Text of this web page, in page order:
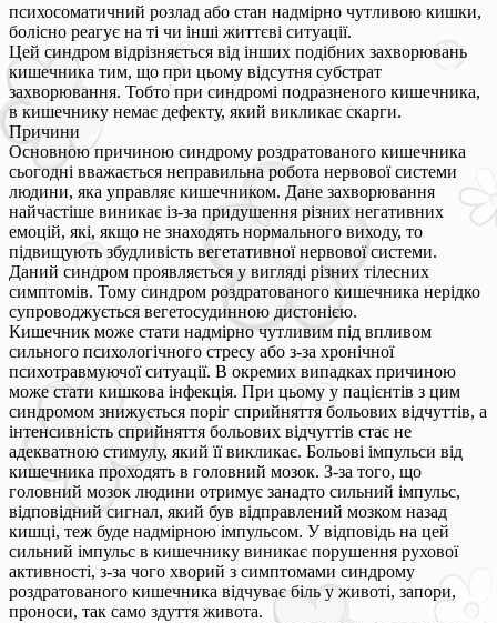
психосоматичний розлад або стан надмірно чутливою кишки,
болісно реагує на ті чи інші життєві ситуації.
Цей синдром відрізняється від інших подібних захворювань
кишечника тим, що при цьому відсутня субстрат
захворювання. Тобто при синдромі подразненого кишечника,
в кишечнику немає дефекту, який викликає скарги.
Причини
Основною причиною синдрому роздратованого кишечника
сьогодні вважається неправильна робота нервової системи
людини, яка управляє кишечником. Дане захворювання
найчастіше виникає із-за придушення різних негативних
емоцій, які, якщо не знаходять нормального виходу, то
підвищують збудливість вегетативної нервової системи.
Даний синдром проявляється у вигляді різних тілесних
симптомів. Тому синдром роздратованого кишечника нерідко
супроводжується вегетосудинною дистонією.
Кишечник може стати надмірно чутливим під впливом
сильного психологічного стресу або з-за хронічної
психотравмуючої ситуації. В окремих випадках причиною
може стати кишкова інфекція. При цьому у пацієнтів з цим
синдромом знижується поріг сприйняття больових відчуттів, а
інтенсивність сприйняття больових відчуттів стає не
адекватною стимулу, який її викликає. Больові імпульси від
кишечника проходять в головний мозок. З-за того, що
головний мозок людини отримує занадто сильний імпульс,
відповідний сигнал, який був відправлений мозком назад
кишці, теж буде надмірною імпульсом. У відповідь на цей
сильний імпульс в кишечнику виникає порушення рухової
активності, з-за чого хворий з симптомами синдрому
роздратованого кишечника відчуває біль у животі, запори,
проноси, так само здуття живота.